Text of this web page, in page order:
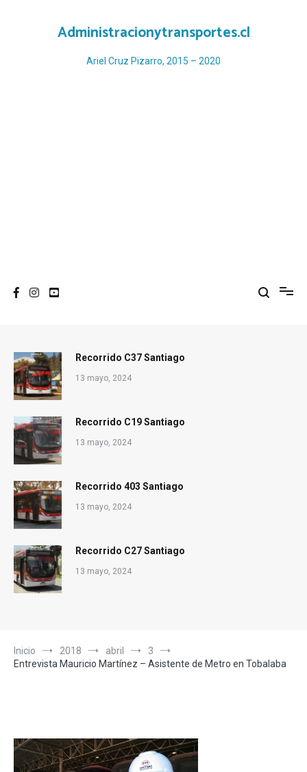
Administracionytransportes.cl
Ariel Cruz Pizarro, 2015 – 2020
Recorrido C37 Santiago
13 mayo, 2024
Recorrido C19 Santiago
13 mayo, 2024
Recorrido 403 Santiago
13 mayo, 2024
Recorrido C27 Santiago
13 mayo, 2024
Inicio 2018 abril
3
Entrevista Mauricio Martínez – Asistente de Metro en Tobalaba